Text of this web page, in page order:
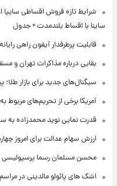
شرایط تازه فروش اقساطی
ساینا با اقساط بلندمدت + جدول
قابلیت پرطرفدار آیفون راهی
بقایی درباره مذاکرات تهران و
سیگنال‌های جدید برای بازار
آمریکا برخی از تحریم‌های مربوط
قدرت نمایی نوید محمدزاده
ارزش سهام عدالت برای امروز چهارشنبه ۱۴
محسن مسلمان رسما
اشک های پائولو مالدینی در